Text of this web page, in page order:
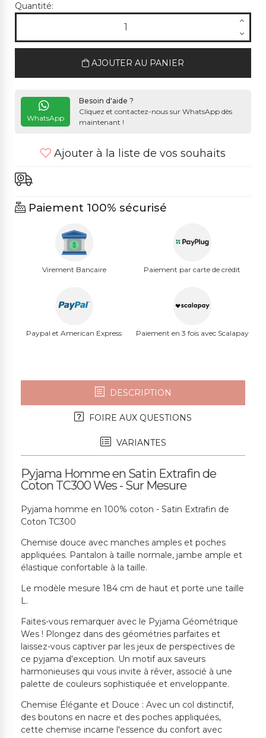
Quantité:
AJOUTER AU PANIER
WhatsApp
Besoin d'aide ?
Cliquez et contactez-nous sur WhatsApp dès
maintenant !
Ajouter à la liste de vos souhaits
Paiement 100% sécurisé
Virement Bancaire Paiement par carte de crédit
Paypal et American Express Paiement en 3 fois avec Scalapay
DESCRIPTION
FOIRE AUX QUESTIONS
VARIANTES
Pyjama Homme en Satin Extrafin de
Coton TC300 Wes - Sur Mesure
Pyjama homme en 100% coton - Satin Extrafin de
Coton TC300
Chemise douce avec manches amples et poches
appliquées. Pantalon à taille normale, jambe ample et
élastique confortable à la taille.
Le modèle mesure 184 cm de haut et porte une taille
L.
Faites-vous remarquer avec le Pyjama Géométrique
Wes ! Plongez dans des géométries parfaites et
laissez-vous captiver par les jeux de perspectives de
ce pyjama d'exception. Un motif aux saveurs
harmonieuses qui vous invite à rêver, associé à une
palette de couleurs sophistiquée et enveloppante.
Chemise Élégante et Douce : Avec un col distinctif,
des boutons en nacre et des poches appliquées,
cette chemise incarne l'essence du confort avec